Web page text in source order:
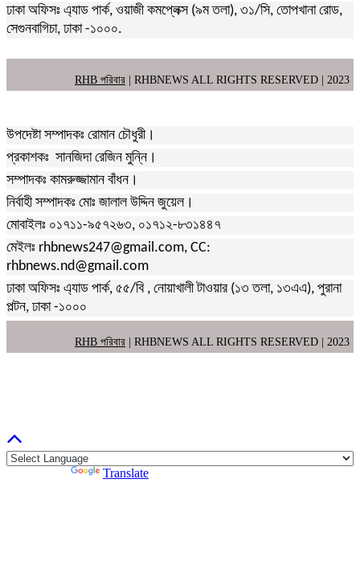
ঢাকা অফিসঃ এ্যাড পার্ক, ওয়াজী কমপ্লেক্স (৯ম তলা), ৩১/সি, তোপখানা রোড,
সেগুনবাগিচা, ঢাকা -১০০০.
RHB পরিবার | RHBNEWS ALL RIGHTS RESERVED | 2023
উপদেষ্টা সম্পাদকঃ রোমান চৌধুরী।
প্রকাশকঃ সানজিদা রেজিন মুন্নি।
সম্পাদকঃ কামরুজ্জামান বাঁধন।
নির্বাহী সম্পাদকঃ মোঃ জালাল উদ্দিন জুয়েল।
মোবাইলঃ ০১৭১১-৯৫৭২৬৩, ০১৭১২-৮৩১৪৪৭
মেইলঃ rhbnews247@gmail.com, CC:
rhbnews.nd@gmail.com
ঢাকা অফিসঃ এ্যাড পার্ক, ৫৫/বি , নোয়াখালী টাওয়ার (১৩ তলা, ১৩এএ), পুরানা
পল্টন, ঢাকা -১০০০
RHB পরিবার | RHBNEWS ALL RIGHTS RESERVED | 2023
Translate